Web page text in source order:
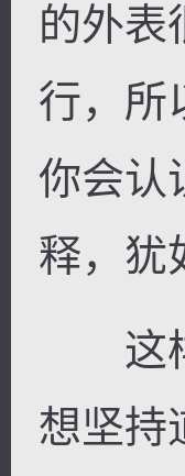
的外表
行，所
你会认
释，犹
这样
想坚持